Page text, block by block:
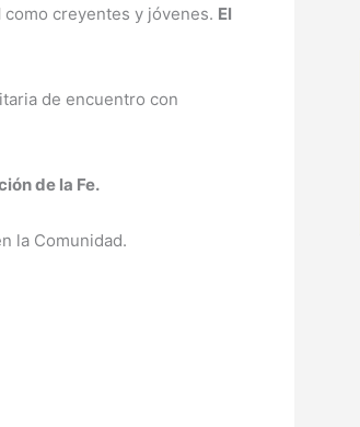
como creyentes y jóvenes. El
de encuentro con
de la Fe.
la Comunidad.